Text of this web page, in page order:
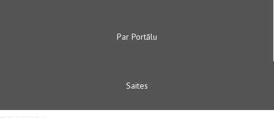
Par Portālu
Saites